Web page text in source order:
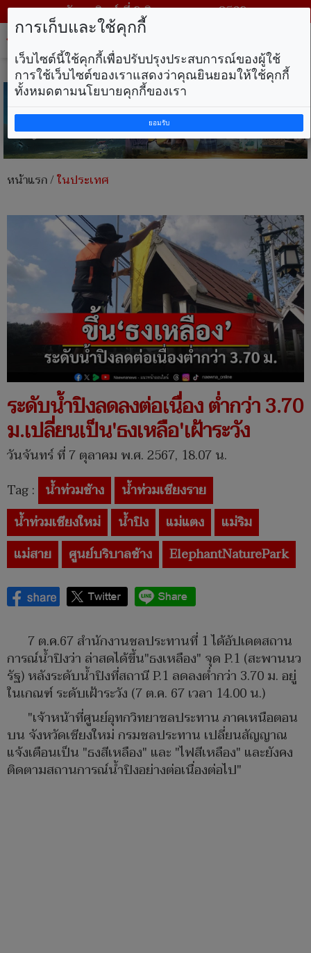
วันอาทิตย์ ที่ 9 สิงหาคม พ.ศ. 2569
หน้าแรก/ในประเทศ
ระดับน้ำปิงลดลงต่อเนื่อง ต่ำกว่า 3.70
ม.เปลี่ยนเป็น'ธงเหลือ'เฝ้าระวัง
วันจันทร์ ที่ 7 ตุลาคม พ.ศ. 2567, 18.07 น.
Tag : น้ำท่วมช้าง
น้ำท่วมเชียงราย
น้ำท่วมเชียงใหม่
น้ำปิง แม่แตง
แม่ริม
แม่สาย
ศูนย์บริบาลช้าง ElephantNaturePark
7 ต.ค.67 สำนักงานชลประทานที่ 1 ได้อัปเดตสถาน
การณ์น้ำปิงว่า ล่าสดได้ขึ้น"ธงเหลือง" จุด P.1 (สะพานนว
รัฐ) หลังระดับน้ำปิงที่สถานี P.1 ลดลงต่ำกว่า 3.70 ม. อยู่
ในเกณฑ์ ระดับเฝ้าระวัง (7 ต.ค. 67 เวลา 14.00 น.)
"เจ้าหน้าที่ศูนย์อุทกวิทยาชลประทาน ภาคเหนือตอน
บน จังหวัดเชียงใหม่ กรมชลประทาน เปลี่ยนสัญญาณ
แจ้งเตือนเป็น "ธงสีเหลือง" และ "ไฟสีเหลือง" และยังคง
ติดตามสถานการณ์น้ำปิงอย่างต่อเนื่องต่อไป"
การเก็บและใช้คุกกี้
เว็บไซต์นี้ใช้คุกกี้เพื่อปรับปรุงประสบการณ์ของผู้ใช้
การใช้เว็บไซต์ของเราแสดงว่าคุณยินยอมให้ใช้คุกกี้
ทั้งหมดตามนโยบายคุกกี้ของเรา
ยอมรับ